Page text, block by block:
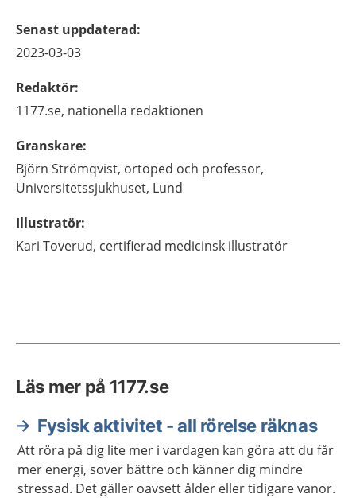
Senast uppdaterad:
2023-03-03
Redaktör:
1177.se, nationella redaktionen
Granskare:
Björn Strömqvist, ortoped och professor,
Universitetssjukhuset, Lund
Illustratör:
Kari Toverud, certifierad medicinsk illustratör
Läs mer på 1177.se
Fysisk aktivitet - all rörelse räknas
Att röra på dig lite mer i vardagen kan göra att du får
mer energi, sover bättre och känner dig mindre
stressad. Det gäller oavsett ålder eller tidigare vanor.